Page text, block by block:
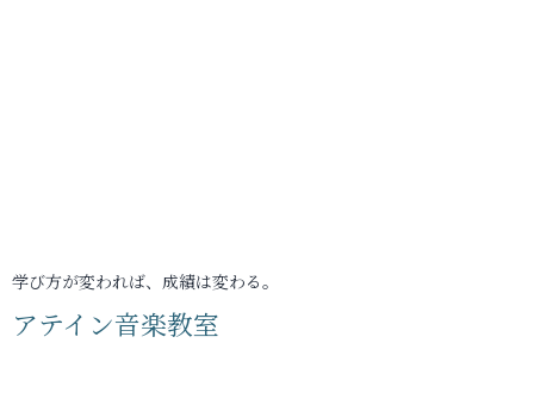
学び方が変われば、成績は変わる。
アテイン音楽教室